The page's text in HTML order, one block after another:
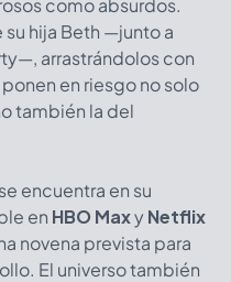
hija Beth —junto a
arrastrándolos con
en riesgo no solo
también la del
se encuentra en su
en HBO MaxyNetflix
novena prevista para
El universo también